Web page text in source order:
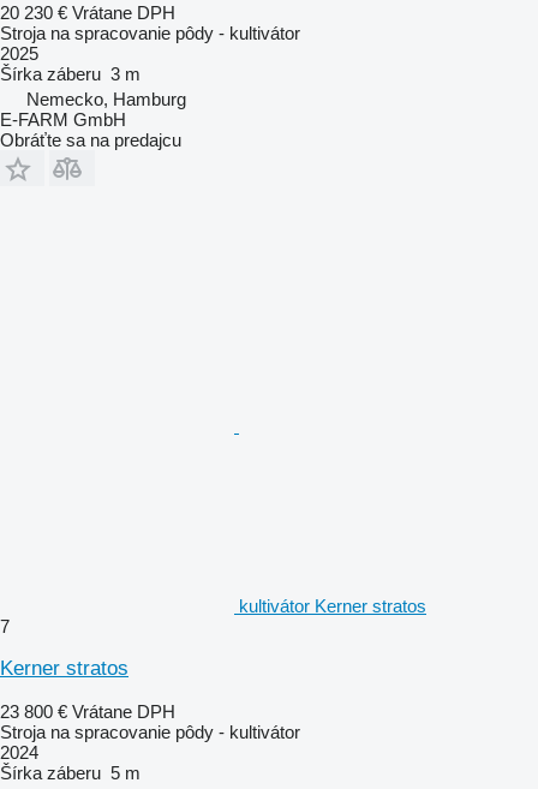
20 230 € Vrátane DPH
Stroja na spracovanie pôdy - kultivátor
2025
Šírka záberu 3 m
Nemecko, Hamburg
E-FARM GmbH
Obráťte sa na predajcu
kultivátor Kerner stratos
7
Kerner stratos
23 800 € Vrátane DPH
Stroja na spracovanie pôdy - kultivátor
2024
Šírka záberu 5 m